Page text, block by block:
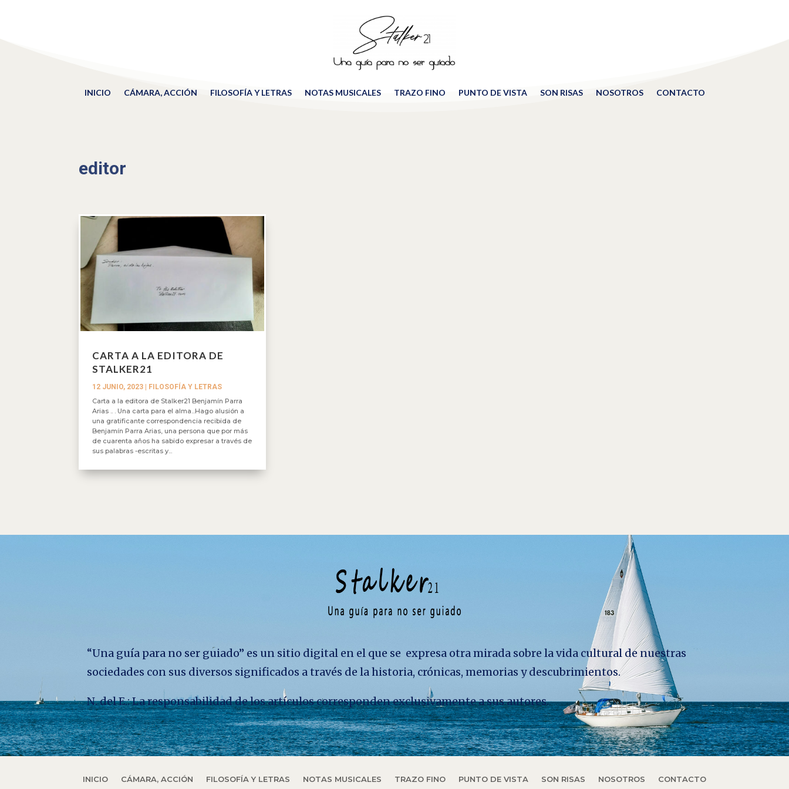
INICIO CÁMARA, ACCIÓN FILOSOFÍA Y LETRAS NOTAS MUSICALES TRAZO FINO PUNTO DE VISTA SON RISAS NOSOTROS CONTACTO
editor
CARTA A LA EDITORA DE
STALKER21
12 JUNIO, 2023
FILOSOFÍA Y LETRAS
Carta a la editora de Stalker21 Benjamín Parra
Arias .. . Una carta para el alma...Hago alusión a
una gratificante correspondencia recibida de
Benjamín Parra Arias, una persona que por más
de cuarenta años ha sabido expresar a través de
sus palabras -escritas y...
“Una guía para no ser guiado” es un sitio digital en el que se expresa otra mirada sobre la vida cultural de nuestras
sociedades con sus diversos significados a través de la historia, crónicas, memorias y descubrimientos.
N. del E.: La responsabilidad de los artículos corresponden exclusivamente a sus autores.
INICIO CÁMARA, ACCIÓN FILOSOFÍA Y LETRAS NOTAS MUSICALES TRAZO FINO PUNTO DE VISTA SON RISAS NOSOTROS CONTACTO